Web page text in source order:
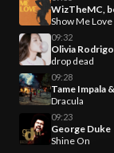
WizTheMC,
Show Me Love
09:32
Olivia Rodrigo
drop dead
09:28
Tame Impala
Dracula
09:23
George Duke
Shine On